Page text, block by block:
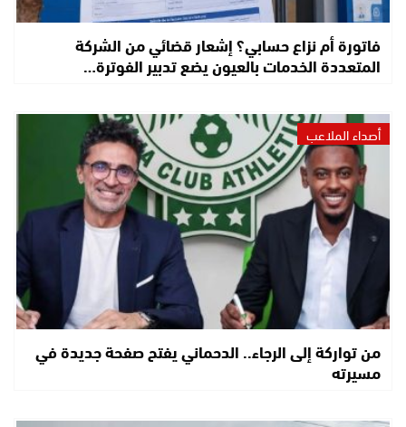
فاتورة أم نزاع حسابي؟ إشعار قضائي من الشركة
المتعددة الخدمات بالعيون يضع تدبير الفوترة…
أصداء الملاعب
من تواركة إلى الرجاء.. الدحماني يفتح صفحة جديدة في
مسيرته